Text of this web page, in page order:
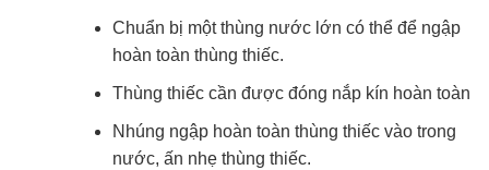
Chuẩn bị một thùng nước lớn có thể để ngập
hoàn toàn thùng thiếc.
Thùng thiếc cần được đóng nắp kín hoàn toàn
Nhúng ngập hoàn toàn thùng thiếc vào trong
nước, ấn nhẹ thùng thiếc.